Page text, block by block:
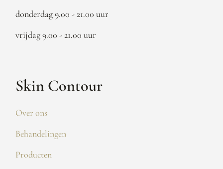
donderdag 9.00 - 21.00 uur
vrijdag 9.00 - 21.00 uur
Skin Contour
Over ons
Behandelingen
Producten